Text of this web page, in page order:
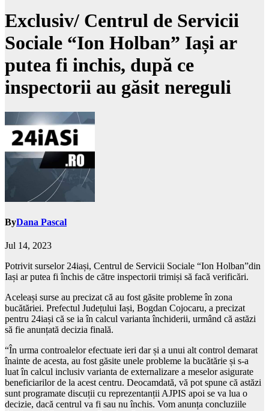
Exclusiv/ Centrul de Servicii
Sociale “Ion Holban” Iași ar
putea fi inchis, după ce
inspectorii au găsit nereguli
ByDana Pascal
Jul 14, 2023
Potrivit surselor 24iași, Centrul de Servicii Sociale “Ion Holban”din
Iași ar putea fi închis de către inspectorii trimiși să facă verificări.
Aceleași surse au precizat că au fost găsite probleme în zona
bucătăriei. Prefectul Județului Iași, Bogdan Cojocaru, a precizat
pentru 24iași că se ia în calcul varianta închiderii, urmând că astăzi
să fie anunțată decizia finală.
“În urma controalelor efectuate ieri dar și a unui alt control demarat
înainte de acesta, au fost găsite unele probleme la bucătărie și s-a
luat în calcul inclusiv varianta de externalizare a meselor asigurate
beneficiarilor de la acest centru. Deocamdată, vă pot spune că astăzi
sunt programate discuții cu reprezentanții AJPIS apoi se va lua o
decizie, dacă centrul va fi sau nu închis. Vom anunța concluziile